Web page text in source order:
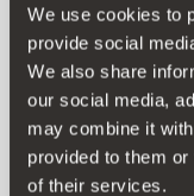
We use cookies to
provide social
We also share
our social media,
may combine it
provided to them
of their services.
6F0061123 LI8
Υποβραχιόνιο σε
Μετάβαση στο